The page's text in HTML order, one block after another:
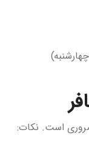
است. نکات: